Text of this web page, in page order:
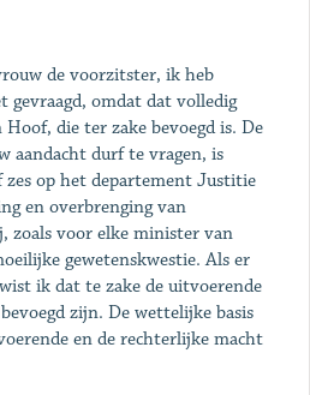
de voorzitster, ik heb
gevraagd, omdat dat volledig
Hoof, die ter zake bevoegd is. De
aandacht durf te vragen, is
op het departement Justitie
en overbrenging van
zoals voor elke minister van
gewetenskwestie. Als er
ik dat te zake de uitvoerende
zijn. De wettelijke basis
en de rechterlijke macht